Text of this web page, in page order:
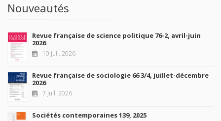
Nouveautés
Revue française de science politique 76-2, avril-juin
2026
10 juil. 2026
Revue française de sociologie 66 3/4, juillet-décembre
2026
7 juil. 2026
Sociétés contemporaines 139, 2025